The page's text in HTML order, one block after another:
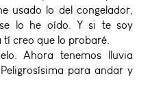
usado lo del congelador,
lo he oído. Y si te soy
creo que lo probaré.
Ahora tenemos lluvia
para andar y